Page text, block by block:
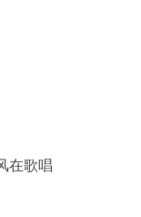
在歌唱